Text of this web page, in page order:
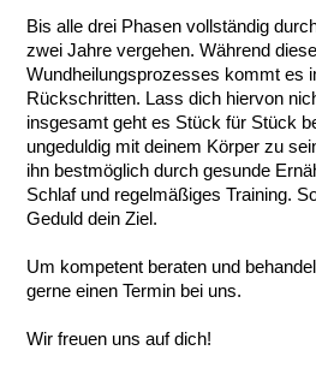
Bis alle drei Phasen vollständig
zwei Jahre vergehen. Während
Wundheilungsprozesses kommt es
Rückschritten. Lass dich hiervon
insgesamt geht es Stück für Stück
ungeduldig mit deinem Körper zu
ihn bestmöglich durch gesunde
Schlaf und regelmäßiges Training.
Geduld dein Ziel.
Um kompetent beraten und
gerne einen Termin bei uns.
Wir freuen uns auf dich!